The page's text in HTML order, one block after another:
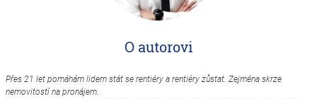
O autorovi
Přes 21 let pomáhám lidem stát se rentiéry a rentiéry zůstat. Zejména skrze
nemovitostí na pronájem.